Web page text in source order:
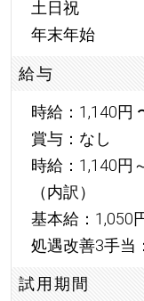
土日祝
年末年始
給与
時給：1,140円
賞与：なし
時給：1,140円
（内訳）
基本給：1,050
処遇改善3手当
試用期間